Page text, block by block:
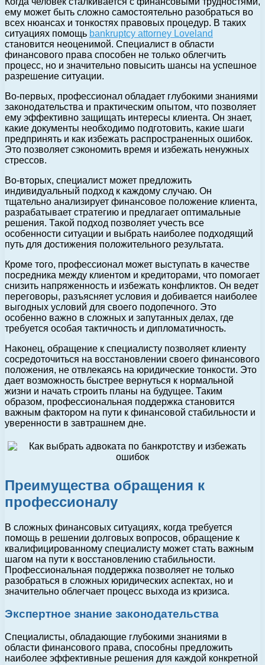
ему может быть сложно самостоятельно разобраться во
всех нюансах и тонкостях правовых процедур. В таких
ситуациях помощь bankruptcy attorney Loveland
становится неоценимой. Специалист в области
финансового права способен не только облегчить
процесс, но и значительно повысить шансы на успешное
разрешение ситуации.
Во-первых, профессионал обладает глубокими знаниями
законодательства и практическим опытом, что позволяет
ему эффективно защищать интересы клиента. Он знает,
какие документы необходимо подготовить, какие шаги
предпринять и как избежать распространенных ошибок.
Это позволяет сэкономить время и избежать ненужных
стрессов.
Во-вторых, специалист может предложить
индивидуальный подход к каждому случаю. Он
тщательно анализирует финансовое положение клиента,
разрабатывает стратегию и предлагает оптимальные
решения. Такой подход позволяет учесть все
особенности ситуации и выбрать наиболее подходящий
путь для достижения положительного результата.
Кроме того, профессионал может выступать в качестве
посредника между клиентом и кредиторами, что помогает
снизить напряженность и избежать конфликтов. Он ведет
переговоры, разъясняет условия и добивается наиболее
выгодных условий для своего подопечного. Это
особенно важно в сложных и запутанных делах, где
требуется особая тактичность и дипломатичность.
Наконец, обращение к специалисту позволяет клиенту
сосредоточиться на восстановлении своего финансового
положения, не отвлекаясь на юридические тонкости. Это
дает возможность быстрее вернуться к нормальной
жизни и начать строить планы на будущее. Таким
образом, профессиональная поддержка становится
важным фактором на пути к финансовой стабильности и
уверенности в завтрашнем дне.
Преимущества обращения к
профессионалу
В сложных финансовых ситуациях, когда требуется
помощь в решении долговых вопросов, обращение к
квалифицированному специалисту может стать важным
шагом на пути к восстановлению стабильности.
Профессиональная поддержка позволяет не только
разобраться в сложных юридических аспектах, но и
значительно облегчает процесс выхода из кризиса.
Экспертное знание законодательства
Специалисты, обладающие глубокими знаниями в
области финансового права, способны предложить
наиболее эффективные решения для каждой конкретной